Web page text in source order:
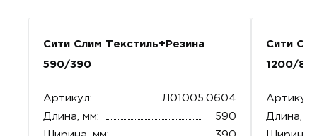
Сити Слим Текстиль+Резина
590/390
Артикул:
Л01005.0604
Длина, мм:
590
Сити
1200/
Артикул:
Длина,